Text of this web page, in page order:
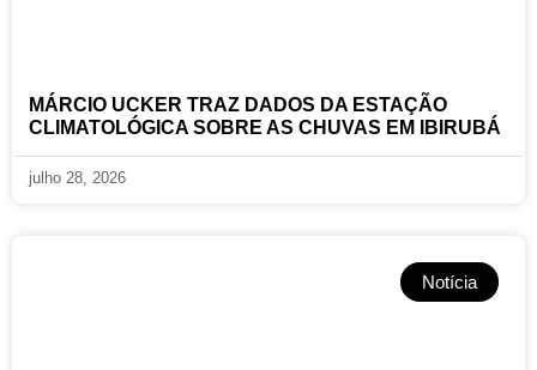
MÁRCIO UCKER TRAZ DADOS DA ESTAÇÃO
CLIMATOLÓGICA SOBRE AS CHUVAS EM IBIRUBÁ
julho 28, 2026
Notícia